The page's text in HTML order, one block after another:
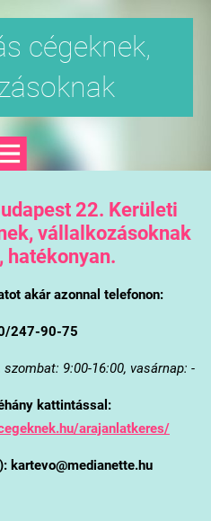
cégeknek,
22. Kerületi
vállalkozásoknak
hatékonyan.
akár azonnal telefonon:
247-90-75
9:00-16:00, vasárnap: -
kattintással:
arajanlatkeres/
kartevo@medianette.hu